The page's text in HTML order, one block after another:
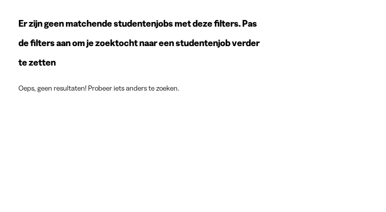
Er zijn geen matchende studentenjobs met deze filters. Pas
de filters aan om je zoektocht naar een studentenjob verder
te zetten
Oeps, geen resultaten! Probeer iets anders te zoeken.